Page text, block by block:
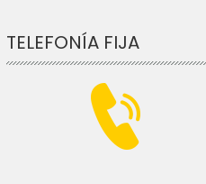
TELEFONÍA FIJA